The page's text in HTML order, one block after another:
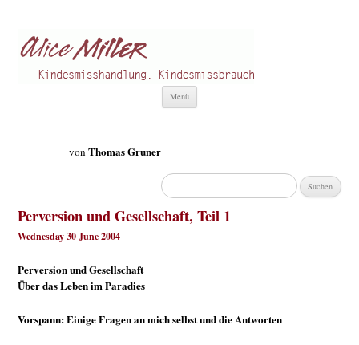
Menü
Suchen
nach:
von Thomas Gruner
Perversion und Gesellschaft, Teil 1
Wednesday 30 June 2004
Perversion und Gesellschaft
Über das Leben im Paradies
Vorspann: Einige Fragen an mich selbst und die Antworten